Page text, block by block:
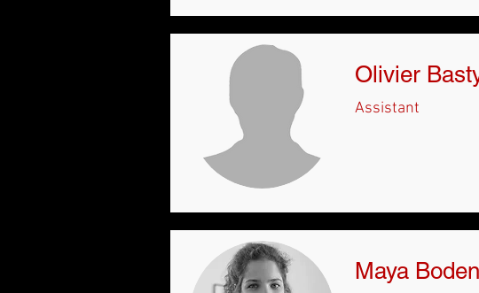
Olivier
Assistant
Maya